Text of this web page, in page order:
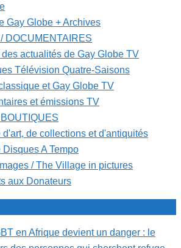
Gay Globe + Archives
DOCUMENTAIRES
actualités de Gay Globe TV
Télévision Quatre-Saisons
et Gay Globe TV
et émissions TV
d'art, de collections et d'antiquités
Disques A Tempo
/ The Village in pictures
aux Donateurs
en Afrique devient un danger : le